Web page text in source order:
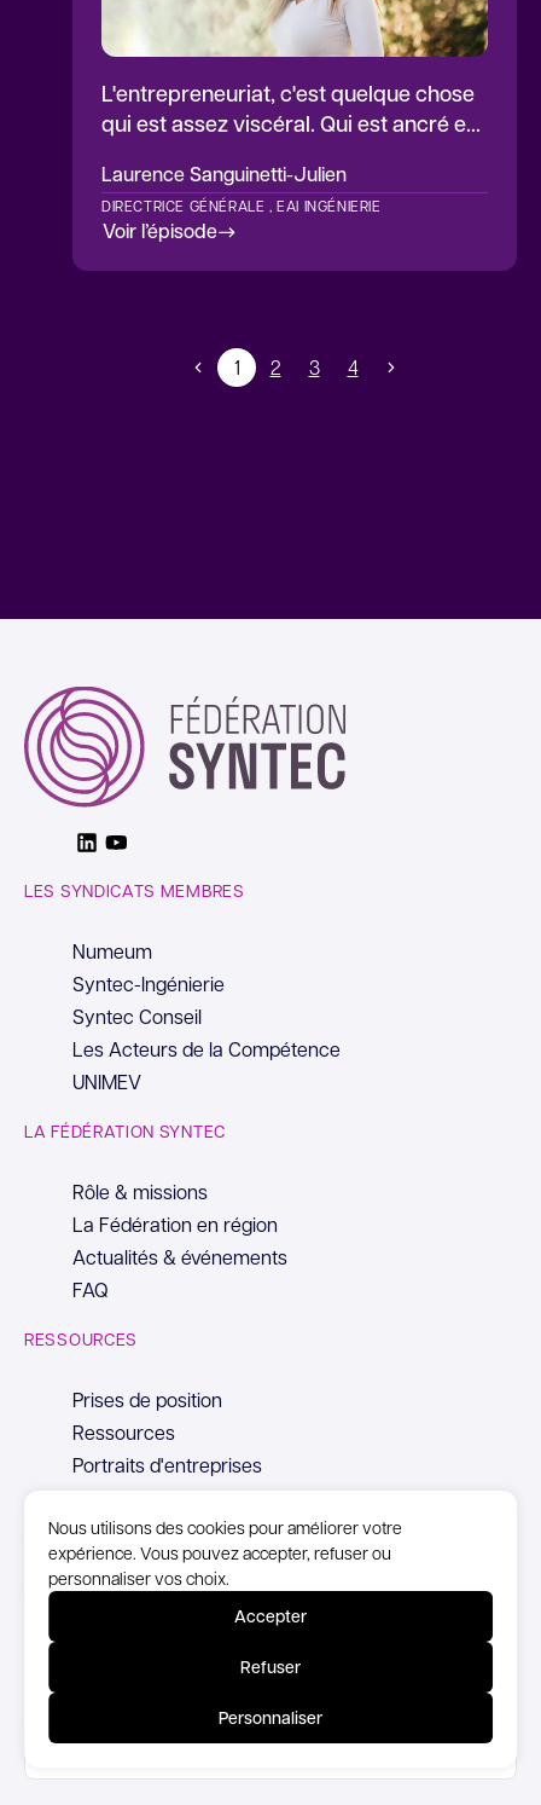
Nous utilisons des cookies pour améliorer votre
expérience. Vous pouvez accepter, refuser ou
personnaliser vos choix.
Accepter
Refuser
Personnaliser
L'entrepreneuriat, c'est quelque chose
qui est assez viscéral. Qui est ancré en
LaurenceSanguinetti-Julien
DIRECTRICE GÉNÉRALE , EAI INGÉNIERIE
Voir l’épisode
1 2 3 4
LinkedinYoutube
LES SYNDICATS MEMBRES
Numeum
Syntec-Ingénierie
Syntec Conseil
Les Acteurs de la Compétence
UNIMEV
LA FÉDÉRATION SYNTEC
Rôle & missions
La Fédération en région
Actualités & événements
FAQ
RESSOURCES
Prises de position
Ressources
Portraits d'entreprises
© Copyright Syntec, 2026
Politique de confidentialité
Accessibilité partiellement conforme